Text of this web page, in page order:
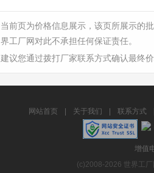
当前页为价格信息展示，该页所展示的
界工厂网对此不承担任何保证责任。
建议您通过拨打厂家联系方式确认最终
网站首页 关于我们 联系方式
增值
(c)2008-2026 世界工